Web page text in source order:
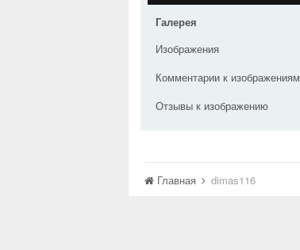
Галерея
Изображения
Комментарии к изображениям
Отзывы к изображению
Главная dimas116